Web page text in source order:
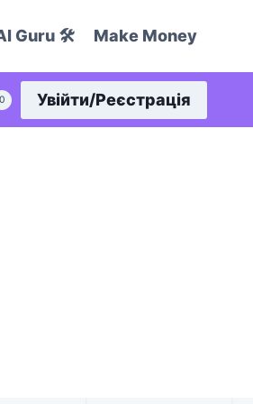
Guru 🛠️ Make Money
0 Увійти/Реєстрація